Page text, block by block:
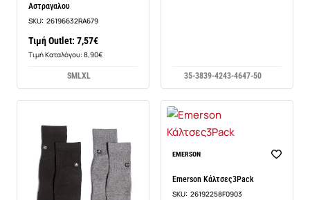
Αστραγαλου
SKU: 26196632RA679
Τιμή Outlet: 7,57€
Τιμή Καταλόγου: 8,90€
SM LXL 35-3839-4243-4647-50
EMERSON
Emerson Κάλτσες3Pack
SKU: 26192258F0903